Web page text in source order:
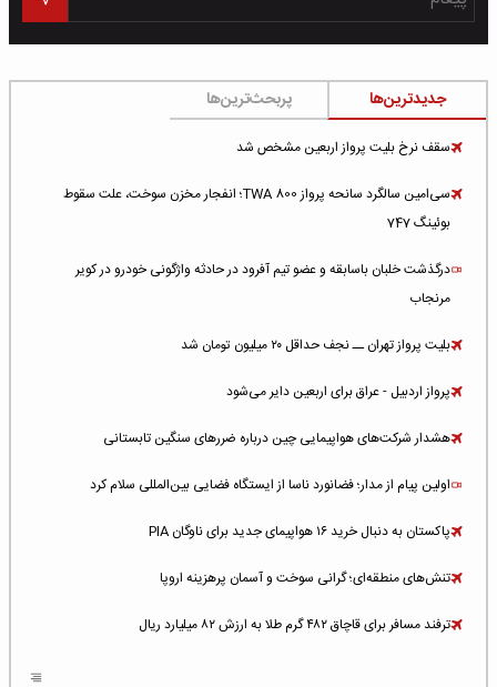
جدیدترین‌ها پربحث‌ترین‌ها
سقف نرخ بلیت پرواز اربعین مشخص شد
سی‌امین سالگرد سانحه پرواز TWA 800؛ انفجار مخزن سوخت، علت سقوط
بوئینگ 747
درگذشت خلبان باسابقه و عضو تیم آفرود در حادثه واژگونی خودرو در کویر
مرنجاب
بلیت پرواز تهران ــ نجف حداقل ۲۰ میلیون تومان شد
پرواز اردبیل - عراق برای اربعین دایر می‌شود
هشدار شرکت‌های هواپیمایی چین درباره ضررهای سنگین تابستانی
اولین پیام از مدار؛ فضانورد ناسا از ایستگاه فضایی بین‌المللی سلام کرد
پاکستان به دنبال خرید ۱۶ هواپیمای جدید برای ناوگان PIA
تنش‌های منطقه‌ای؛ گرانی سوخت و آسمان پرهزینه اروپا
ترفند مسافر برای قاچاق ۴۸۲ گرم طلا به ارزش ۸۲ میلیارد ریال